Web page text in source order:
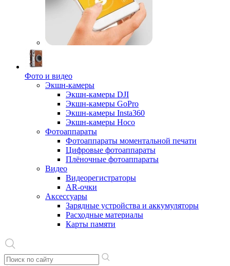
Фото и видео
Экшн-камеры
Экшн-камеры DJI
Экшн-камеры GoPro
Экшн-камеры Insta360
Экшн-камеры Hoco
Фотоаппараты
Фотоаппараты моментальной печати
Цифровые фотоаппараты
Плёночные фотоаппараты
Видео
Видеорегистраторы
AR-очки
Аксессуары
Зарядные устройства и аккумуляторы
Расходные материалы
Карты памяти